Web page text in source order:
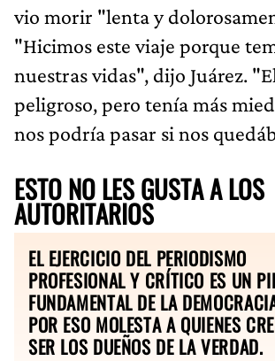
vio morir "lenta y
"Hicimos este viaje porque
nuestras vidas", dijo Juárez.
peligroso, pero tenía más
nos podría pasar si nos
ESTO NO LES GUSTA A LOS
AUTORITARIOS
EL EJERCICIO DEL PERIODISMO
PROFESIONAL Y CRÍTICO ES UN
FUNDAMENTAL DE LA
POR ESO MOLESTA A QUIENES
SER LOS DUEÑOS DE LA VERDAD.